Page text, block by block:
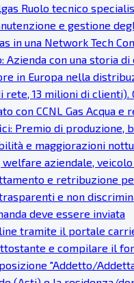
Ruolo tecnico
e gestione
in una Network Tech
Azienda con una storia di
in Europa nella
rete, 13 milioni di clienti).
con CCNL Gas Acqua e
Premio di produzione,
e maggiorazioni
aziendale, veicolo
e retribuzione
e non
deve essere inviata
tramite il portale
e compilare il
"Addetto/